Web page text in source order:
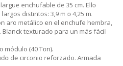
enchufable de 35 cm. Ello
distintos: 3,9 m o 4,25 m.
aro metálico en el enchufe hembra,
texturado para un más fácil
módulo (40 Ton).
de circonio reforzado. Armada